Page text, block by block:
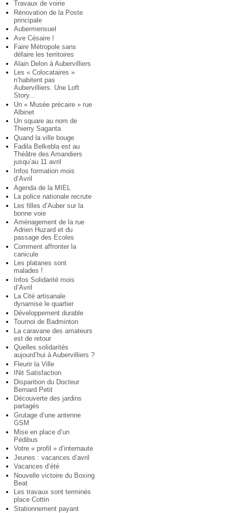
Travaux de voirie
Rénovation de la Poste
principale
Aubermensuel
Ave Césaire !
Faire Métropole sans
défaire les territoires
Alain Delon à Aubervilliers
Les « Colocataires »
n’habitent pas
Aubervilliers. Une Loft
Story...
Un « Musée précaire » rue
Albinet
Un square au nom de
Thierry Saganta
Quand la ville bouge
Fadila Belkebla est au
Théâtre des Amandiers
jusqu’au 11 avril
Infos formation mois
d’Avril
Agenda de la MIEL
La police nationale recrute
Les filles d’Auber sur la
bonne voie
Aménagement de la rue
Adrien Huzard et du
passage des Ecoles
Comment affronter la
canicule
Les platanes sont
malades !
Infos Solidarité mois
d’Avril
La Cité artisanale
dynamise le quartier
Développement durable
Tournoi de Badminton
La caravane des amateurs
est de retour
Quelles solidarités
aujourd’hui à Aubervilliers ?
Fleurir la Ville
INit Satisfaction
Disparition du Docteur
Bernard Petit
Découverte des jardins
partagés
Grutage d’une antenne
GSM
Mise en place d’un
Pédibus
Votre « profil » d’internaute
Jeunes : vacances d’avril
Vacances d’été
Nouvelle victoire du Boxing
Beat
Les travaux sont terminés
place Cottin
Stationnement payant